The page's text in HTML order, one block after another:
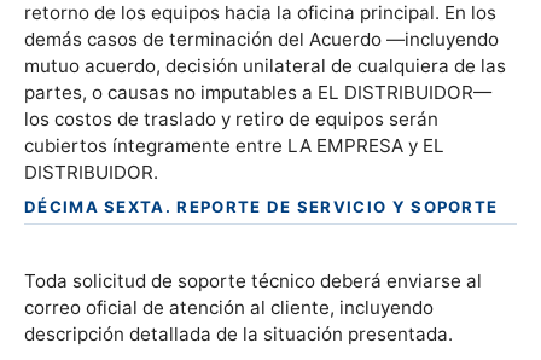
retorno de los equipos hacia la oficina principal. En los
demás casos de terminación del Acuerdo —incluyendo
mutuo acuerdo, decisión unilateral de cualquiera de las
partes, o causas no imputables a EL DISTRIBUIDOR—
los costos de traslado y retiro de equipos serán
cubiertos íntegramente entre LA EMPRESA y EL
DISTRIBUIDOR.
DÉCIMA SEXTA. REPORTE DE SERVICIO Y SOPORTE
Toda solicitud de soporte técnico deberá enviarse al
correo oficial de atención al cliente, incluyendo
descripción detallada de la situación presentada.